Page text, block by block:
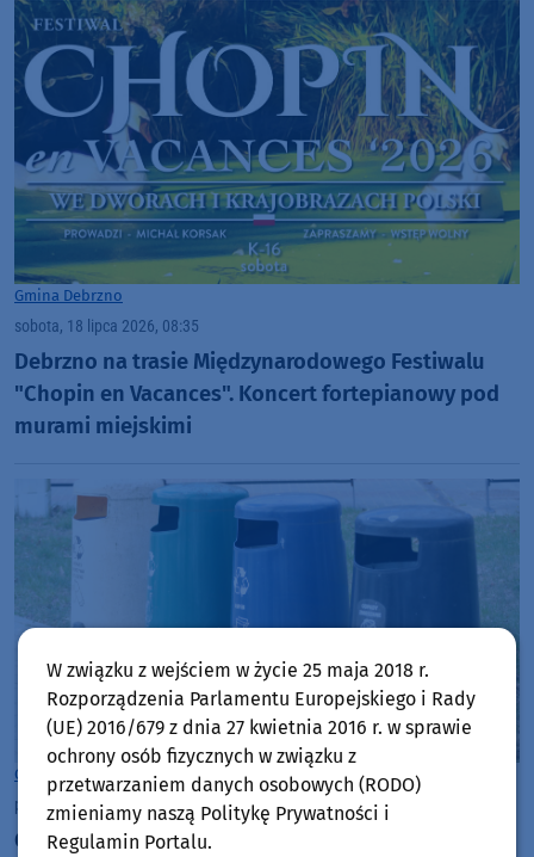
Gmina Debrzno
sobota, 18 lipca 2026, 08:35
Debrzno na trasie Międzynarodowego Festiwalu
"Chopin en Vacances". Koncert fortepianowy pod
murami miejskimi
Gmina Debrzno
piątek, 17 lipca 2026, 09:21
Gmina Debrzno załata dziurę w budżecie systemu
W związku z wejściem w życie 25 maja 2018 r.
Rozporządzenia Parlamentu Europejskiego i Rady
(UE) 2016/679 z dnia 27 kwietnia 2016 r. w sprawie
ochrony osób fizycznych w związku z
przetwarzaniem danych osobowych (RODO)
zmieniamy naszą Politykę Prywatności i
Regulamin Portalu.